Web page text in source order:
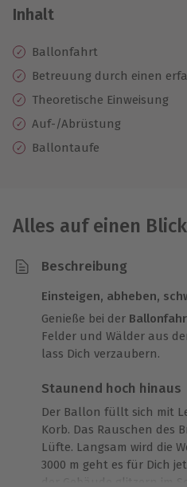
Jeder Gutschein für alle
10 Jahre gültig &
Inhalt
Ballonfahrt
Betreuung durch einen
Theoretische Einweisung
Auf-/Abrüstung
Ballontaufe
Alles auf einen Blick
Beschreibung
Einsteigen, abheben,
Genieße bei der
Felder und Wälder aus
lass Dich verzaubern.
Staunend hoch hinaus
Der Ballon füllt sich mit
Korb. Das Rauschen des
Lüfte. Langsam wird die
3000 m geht es für Dich
der Gebäude glitzern im